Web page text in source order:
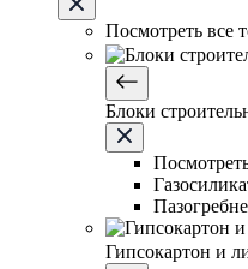
Посмотреть все
Блоки
Гипсокартон и